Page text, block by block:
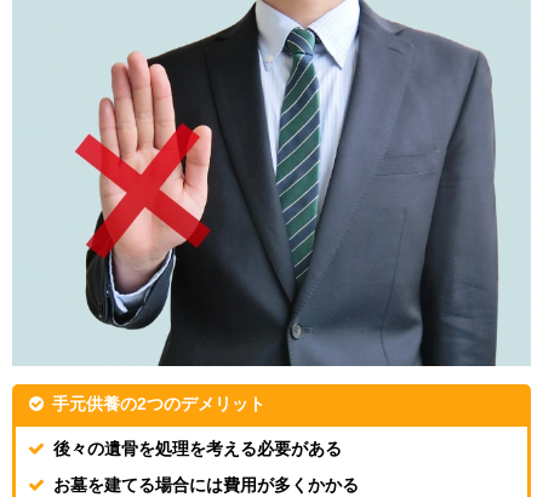
手元供養の2つのデメリット
後々の遺骨を処理を考える必要がある
お墓を建てる場合には費用が多くかかる